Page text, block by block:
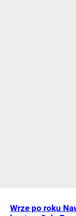
Wrze po roku